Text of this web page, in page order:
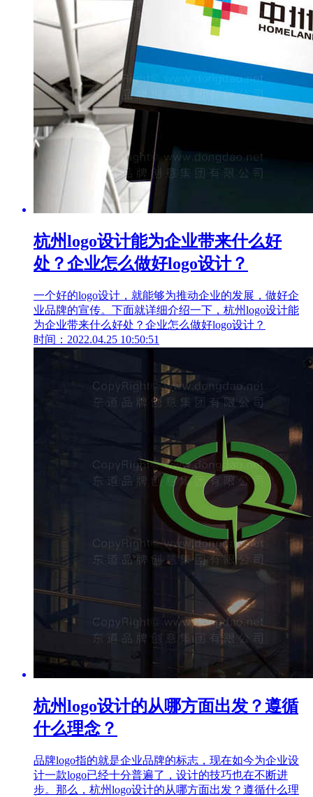
杭州logo设计能为企业带来什么好
处？企业怎么做好logo设计？
一个好的logo设计，就能够为推动企业的发展，做好企
业品牌的宣传。下面就详细介绍一下，杭州logo设计能
为企业带来什么好处？企业怎么做好logo设计？
时间：2022.04.25 10:50:51
杭州logo设计的从哪方面出发？遵循
什么理念？
品牌logo指的就是企业品牌的标志，现在如今为企业设
计一款logo已经十分普遍了，设计的技巧也在不断进
步。那么，杭州logo设计的从哪方面出发？遵循什么理